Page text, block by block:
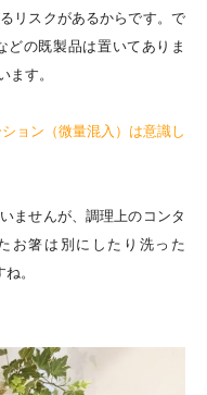
リスクがあるからです。で
どの既製品は置いてありま
す。
ョン（微量混入）は意識し
ませんが、調理上のコンタ
お箸は別にしたり洗った
。